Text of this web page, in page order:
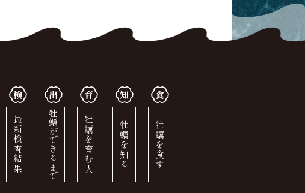
最新検査結果 牡蠣ができるまで 牡蠣を育む人 牡蠣を知る 牡蠣を食す